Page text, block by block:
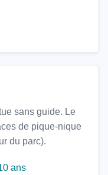
sans guide. Le
de pique-nique
du parc).
ans